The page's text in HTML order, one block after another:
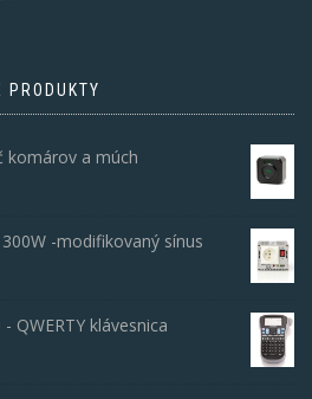
PRODUKTY
komárov a múch
-modifikovaný sínus
QWERTY klávesnica